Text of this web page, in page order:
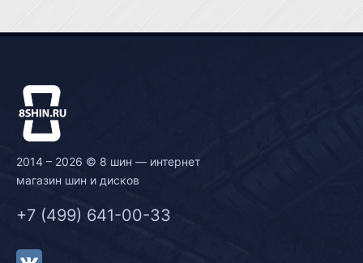
2014 – 2026 © 8 шин — интернет
магазин шин и дисков
+7 (499) 641-00-33